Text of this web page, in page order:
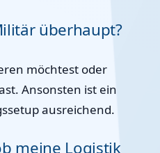
überhaupt?
möchtest oder
Ansonsten ist ein
ausreichend.
meine Logistik